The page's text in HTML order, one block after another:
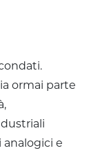
ormai parte
e